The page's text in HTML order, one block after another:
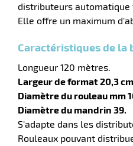
distributeurs automatique
Elle offre un maximum
Caractéristiques de la
Longueur 120 mètres.
Largeur de format 20,3
Diamètre du rouleau mm
Diamètre du mandrin 39.
S'adapte dans les
Rouleaux pouvant